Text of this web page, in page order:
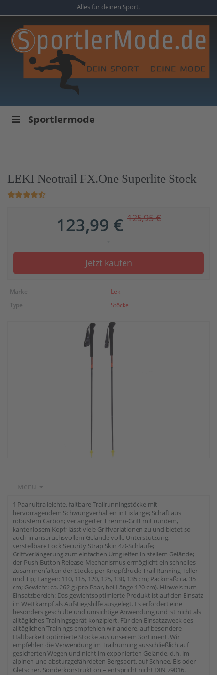
to
content
Alles für deinen Sport.
Sportlermode
LEKI Neotrail FX.One Superlite Stock
123,99 €125,95 €
*
Jetzt kaufen
Marke
Leki
Type
Stöcke
Menu
1 Paar ultra leichte, faltbare Trailrunningstöcke mit
hervorragendem Schwungverhalten in Fixlänge; Schaft aus
robustem Carbon; verlängerter Thermo-Griff mit rundem,
kantenlosem Kopf; lässt viele Griffvariationen zu und bietet so
auch in anspruchsvollem Gelände volle Unterstützung;
verstellbare Lock Security Strap Skin 4.0-Schlaufe;
Griffverlängerung zum einfachen Umgreifen in steilem Gelände;
der Push Button Release-Mechanismus ermöglicht ein schnelles
Zusammenfalten der Stöcke per Knopfdruck; Trail Running Teller
und Tip; Längen: 110, 115, 120, 125, 130, 135 cm; Packmaß: ca. 35
cm; Gewicht: ca. 262 g (pro Paar, bei Länge 120 cm). Hinweis zum
Einsatzbereich: Das gewichtsoptimierte Produkt ist auf den Einsatz
im Wettkampf als Aufstiegshilfe ausgelegt. Es erfordert eine
besonders geschulte und umsichtige Anwendung und ist nicht als
alltägliches Trainingsgerät konzipiert. Für den Einsatzzweck des
alltäglichen Trainings empfehlen wir andere, auf besondere
Haltbarkeit optimierte Stöcke aus unserem Sortiment. Wir
empfehlen die Verwendung im Trailrunning ausschließlich auf
gesicherten Wegen und nicht im exponierten Gelände, d.h. im
alpinen und absturzgefährdeten Bergsport, auf Schnee, Eis oder
Gletscher. Sonderkonstruktion – entspricht nicht DIN 79016.